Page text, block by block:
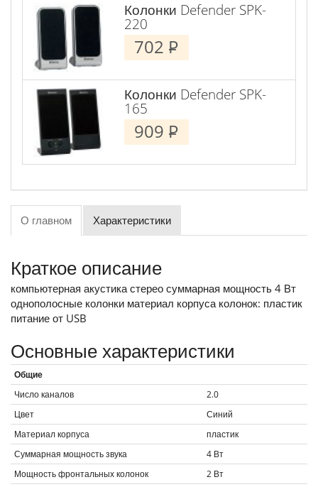
Колонки Defender SPK-
220
702 P
Колонки Defender SPK-
165
909 P
О главном Характеристики
Краткое описание
компьютерная акустика стерео суммарная мощность 4 Вт
однополосные колонки материал корпуса колонок: пластик
питание от USB
Основные характеристики
Общие
Число каналов
2.0
Цвет
Синий
Материал корпуса
пластик
Суммарная мощность звука
4 Вт
Мощность фронтальных колонок
2 Вт